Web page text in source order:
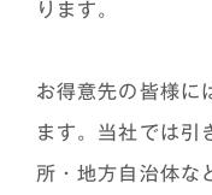
ります。
お得意先の皆様に
ます。当社では引
所・地方自治体な